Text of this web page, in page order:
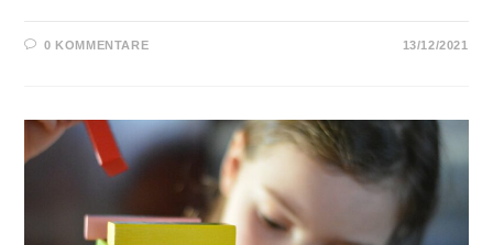
0 KOMMENTARE 13/12/2021